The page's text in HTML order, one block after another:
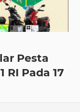
Pesta
RI Pada 17